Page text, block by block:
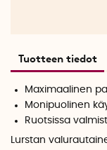
Tuotteen tiedot
Maximaalinen
Monipuolinen
Ruotsissa
Lurstan